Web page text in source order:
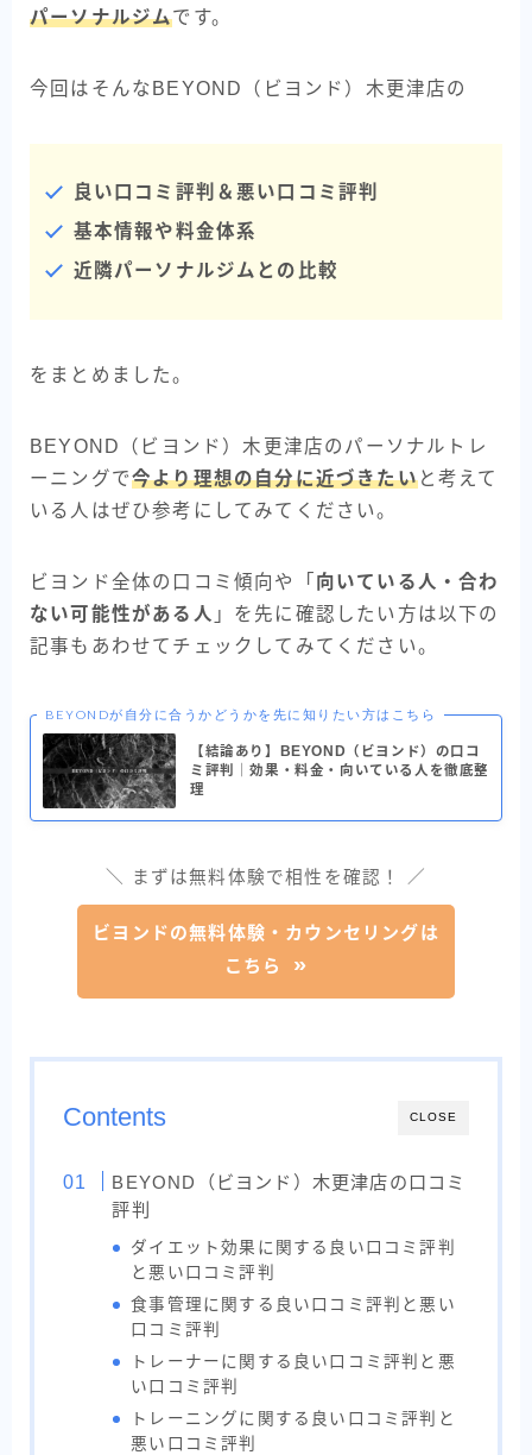
パーソナルジムです。
今回はそんなBEYOND（ビヨンド）木更津店の
良い口コミ評判＆悪い口コミ評判
基本情報や料金体系
近隣パーソナルジムとの比較
をまとめました。
BEYOND（ビヨンド）木更津店のパーソナルトレ
ーニングで今より理想の自分に近づきたいと考えて
いる人はぜひ参考にしてみてください。
ビヨンド全体の口コミ傾向や「 向いている人・合わ
ない可能性がある人 」を先に確認したい方は以下の
記事もあわせてチェックしてみてください。
BEYONDが自分に合うかどうかを先に知りたい方はこちら
【結論あり】BEYOND（ビヨンド）の口コ
ミ評判｜効果・料金・向いている人を徹底整
理
＼ まずは無料体験で相性を確認！ ／
ビヨンドの無料体験・カウンセリングは
こちら
CLOSE
Contents
BEYOND（ビヨンド）木更津店の口コミ
評判
ダイエット効果に関する良い口コミ評判
と悪い口コミ評判
食事管理に関する良い口コミ評判と悪い
口コミ評判
トレーナーに関する良い口コミ評判と悪
い口コミ評判
トレーニングに関する良い口コミ評判と
悪い口コミ評判